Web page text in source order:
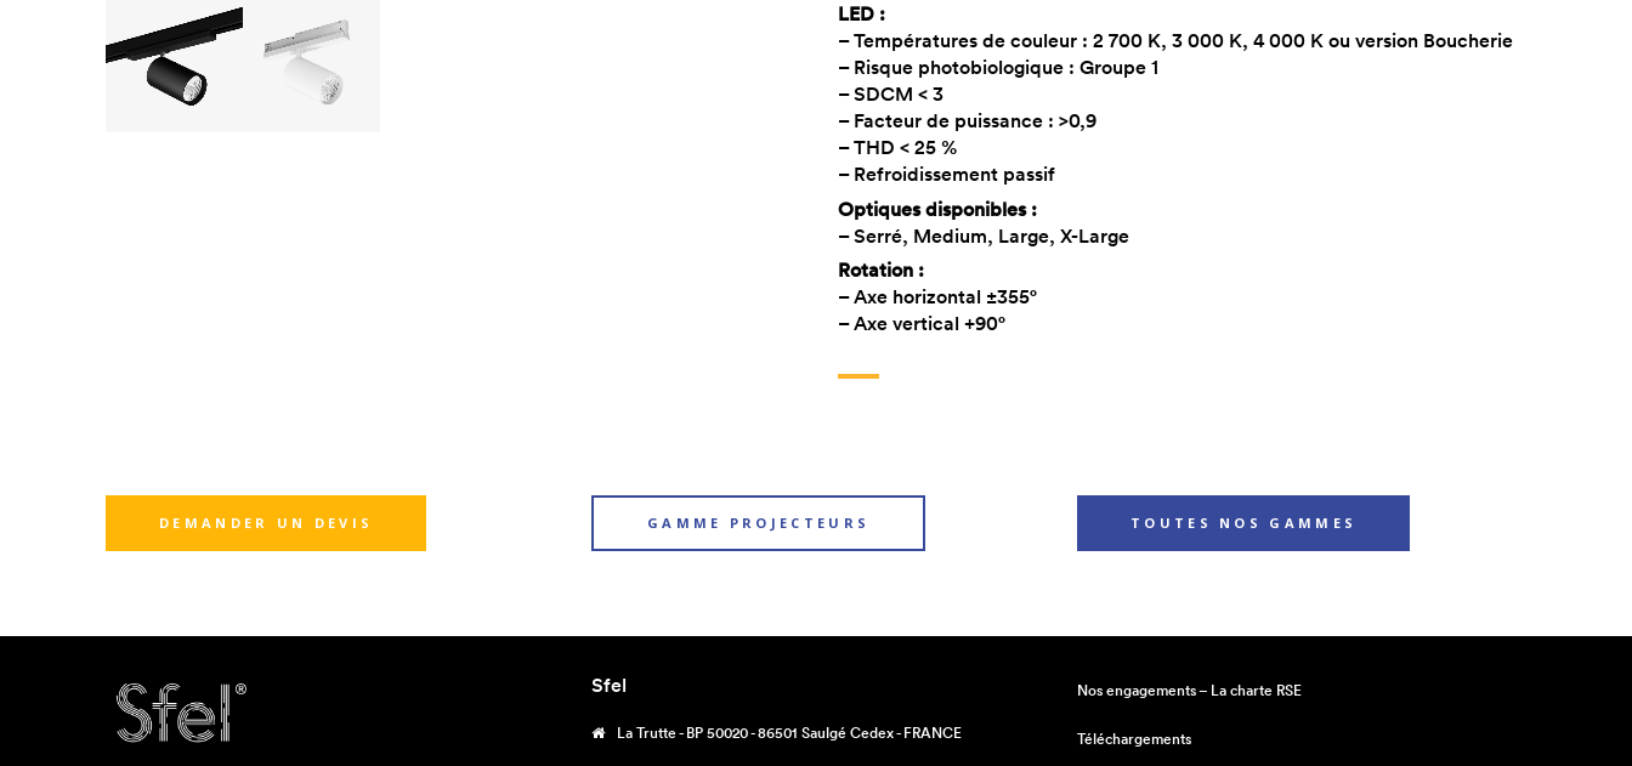
LED :
– Températures de couleur : 2 700 K, 3 000 K, 4 000 K ou version Boucherie
– Risque photobiologique : Groupe 1
– SDCM < 3
– Facteur de puissance : >0,9
– THD < 25 %
– Refroidissement passif
Optiques disponibles :
– Serré, Medium, Large, X-Large
Rotation :
– Axe horizontal ±355°
– Axe vertical +90°
DEMANDER UN DEVIS GAMME PROJECTEURS TOUTES NOS GAMMES
Sfel
La Trutte - BP 50020 - 86501 Saulgé Cedex - FRANCE
Nos engagements – La charte RSE
Téléchargements